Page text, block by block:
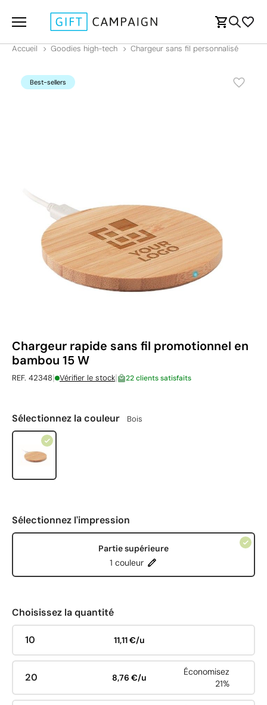
Accueil Goodies high-tech Chargeur sans fil personnalisé
Best-sellers
Chargeur rapide sans fil promotionnel en
bambou 15 W
REF. 42348| Vérifier le stock| 22 clients satisfaits
Sélectionnez la couleur Bois
Sélectionnez l'impression
Partie supérieure
1 couleur
Choisissez la quantité
10 11,11 €/u
20 8,76 €/u
Économisez
21%